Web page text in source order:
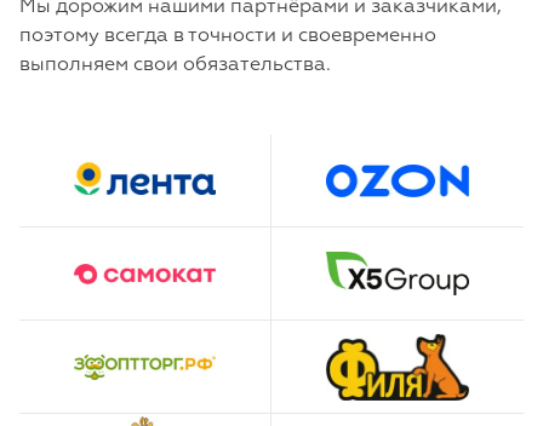
Мы дорожим нашими партнёрами и заказчиками,
поэтому всегда в точности и своевременно
выполняем свои обязательства.